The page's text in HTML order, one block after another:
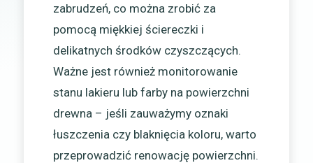
zabrudzeń, co można zrobić za
pomocą miękkiej ściereczki i
delikatnych środków czyszczących.
Ważne jest również monitorowanie
stanu lakieru lub farby na powierzchni
drewna – jeśli zauważymy oznaki
łuszczenia czy blaknięcia koloru, warto
przeprowadzić renowację powierzchni.